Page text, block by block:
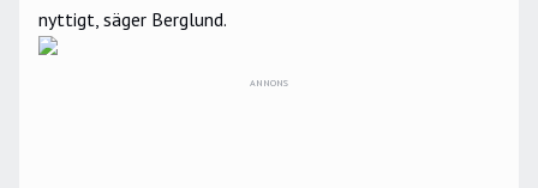
nyttigt, säger Berglund.
ANNONS